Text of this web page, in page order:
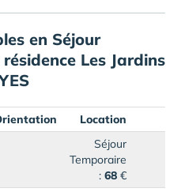
en Séjour
Les Jardins
Location
Séjour
Temporaire
: 68 €